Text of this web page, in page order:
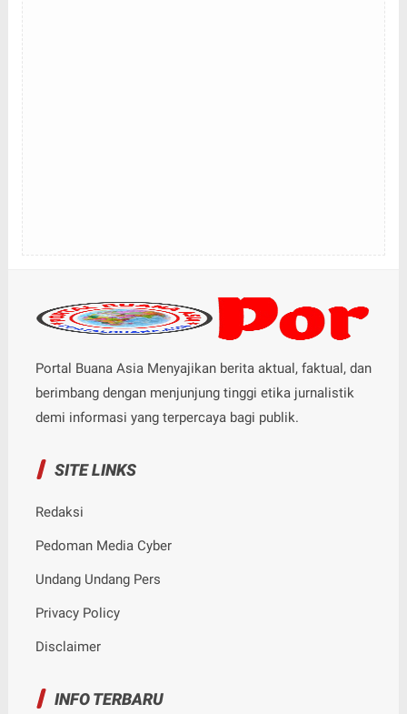
Portal Buana Asia Menyajikan berita aktual, faktual, dan
berimbang dengan menjunjung tinggi etika jurnalistik
demi informasi yang terpercaya bagi publik.
SITE LINKS
Redaksi
Pedoman Media Cyber
Undang Undang Pers
Privacy Policy
Disclaimer
INFO TERBARU